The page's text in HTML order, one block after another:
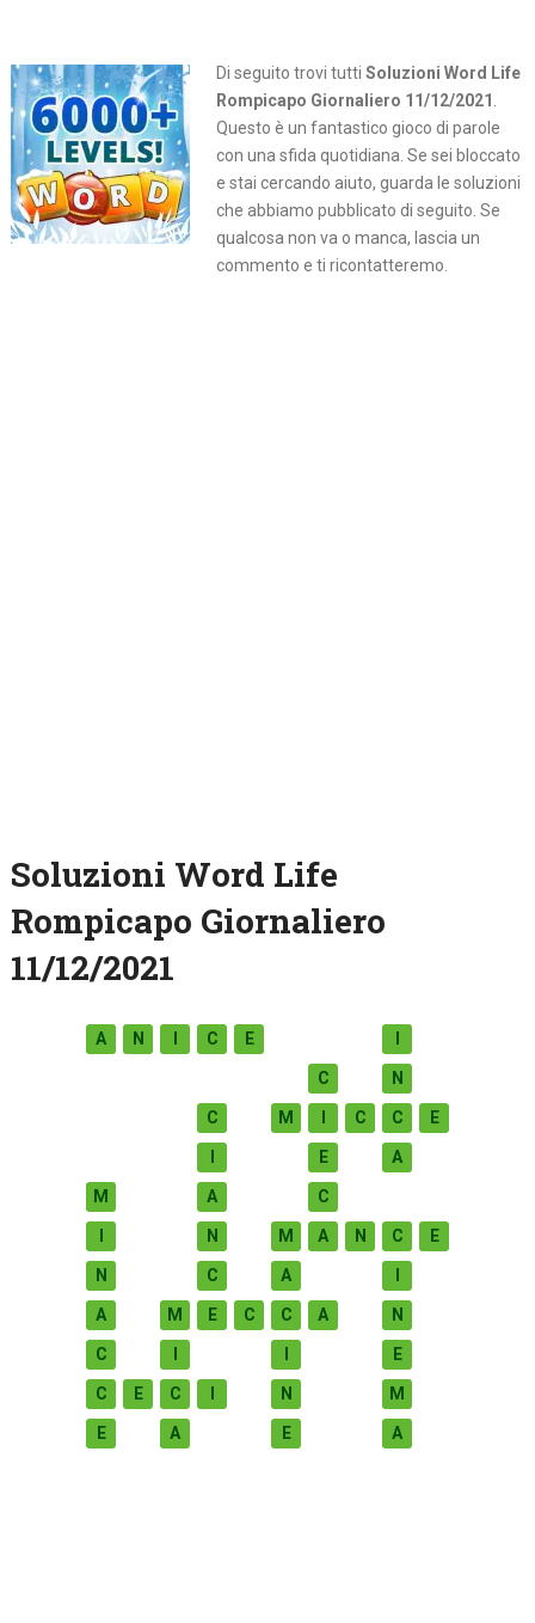
Di seguito trovi tutti Soluzioni Word Life
Rompicapo Giornaliero 11/12/2021 .
Questo è un fantastico gioco di parole
con una sfida quotidiana. Se sei bloccato
e stai cercando aiuto, guarda le soluzioni
che abbiamo pubblicato di seguito. Se
qualcosa non va o manca, lascia un
commento e ti ricontatteremo.
Soluzioni Word Life
Rompicapo Giornaliero
11/12/2021
A N C E
C N
C M C C E
E A
M A C
N M A N C E
N C A
A M E C C A N
C E
C E C N M
E A E A